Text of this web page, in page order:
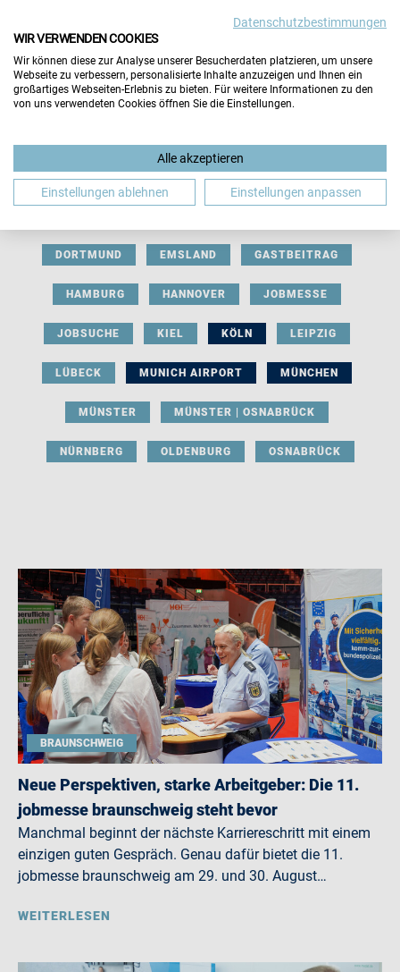
BERUFLICHE ORIENTIERUNG BEWERBUNG
DORTMUND EMSLAND GASTBEITRAG
HAMBURG HANNOVER JOBMESSE
JOBSUCHE KIEL KÖLN LEIPZIG
LÜBECK MUNICH AIRPORT MÜNCHEN
MÜNSTER MÜNSTER | OSNABRÜCK
NÜRNBERG OLDENBURG OSNABRÜCK
BRAUNSCHWEIG
Neue Perspektiven, starke Arbeitgeber: Die 11.
jobmesse braunschweig steht bevor
Manchmal beginnt der nächste Karriereschritt mit einem
einzigen guten Gespräch. Genau dafür bietet die 11.
jobmesse braunschweig am 29. und 30. August…
WEITERLESEN
Datenschutzbestimmungen
WIR VERWENDEN COOKIES
Wir können diese zur Analyse unserer Besucherdaten platzieren, um unsere
Webseite zu verbessern, personalisierte Inhalte anzuzeigen und Ihnen ein
großartiges Webseiten-Erlebnis zu bieten. Für weitere Informationen zu den
von uns verwendeten Cookies öffnen Sie die Einstellungen.
Alle akzeptieren
Einstellungen ablehnen Einstellungen anpassen